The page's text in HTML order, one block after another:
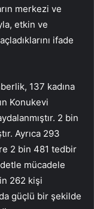
merkezi ve
etkin ve
ifade
137 kadına
Konukevi
2 bin
Ayrıca 293
2 bin 481 tedbir
mücadele
262 kişi
güçlü bir şekilde